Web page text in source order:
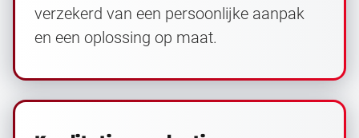
verzekerd van een persoonlijke aanpak
en een oplossing op maat.